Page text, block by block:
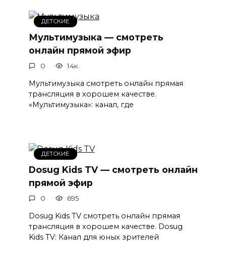
ДЕТСКИЕ
Мультимузыка — смотреть
онлайн прямой эфир
0 14к.
Мультимузыка смотреть онлайн прямая
трансляция в хорошем качестве.
«Мультимузыка»: канал, где
ДЕТСКИЕ
Dosug Kids TV — смотреть онлайн
прямой эфир
0 695
Dosug Kids TV смотреть онлайн прямая
трансляция в хорошем качестве. Dosug
Kids TV: Канал для юных зрителей